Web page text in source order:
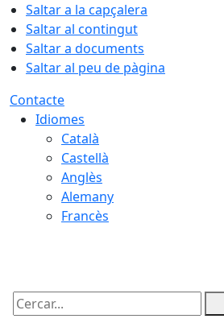
Saltar a la capçalera
Saltar al contingut
Saltar a documents
Saltar al peu de pàgina
Contacte
Idiomes
Català
Castellà
Anglès
Alemany
Francès
Cercar: